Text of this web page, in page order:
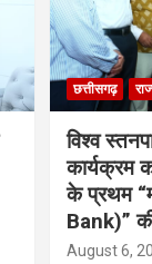
छत्तीसगढ़
विश्व
कार्यक्रम
के प्रथम
Bank)”
August 6,